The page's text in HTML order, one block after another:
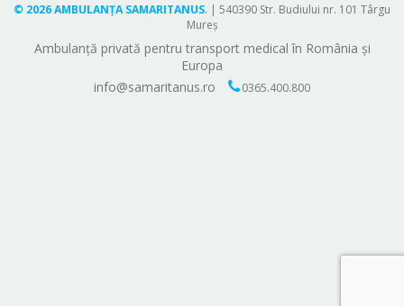
© 2026AMBULANȚA SAMARITANUS. | 540390 Str. Budiului nr. 101 Târgu
Mureș
Ambulanță privată pentru transport medical în România și
Europa
info@samaritanus.ro
0365.400.800